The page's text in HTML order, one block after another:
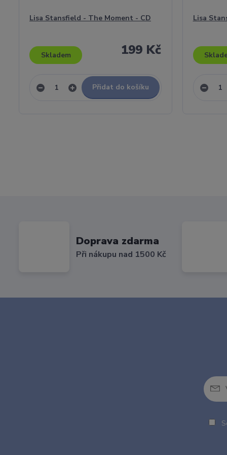
Lisa Stansfield - The Moment - CD
199 Kč
Skladem
Přidat do košíku
Lisa
Doprava zdarma
Při nákupu nad 1500 Kč